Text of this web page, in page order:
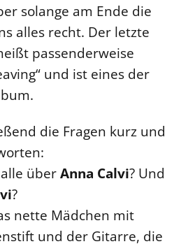
solange am Ende die
alles recht. Der letzte
passenderweise
und ist eines der
die Fragen kurz und
überAnna Calvi? Und
?
nette Mädchen mit
und der Gitarre, die